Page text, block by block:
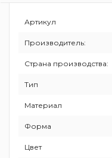
аксессуары для
поступают только
Артикул
Производитель:
Страна производства:
Тип
Материал
Форма
Цвет